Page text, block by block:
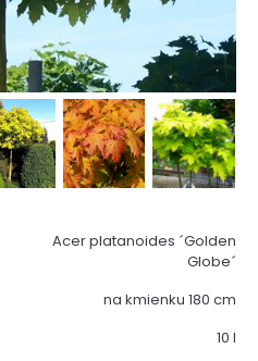
Acer platanoides ´Golden
Globe´
na kmienku 180 cm
10 l